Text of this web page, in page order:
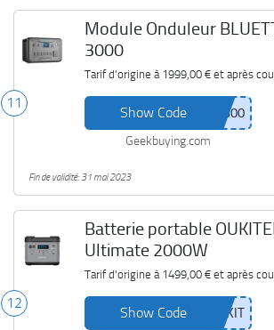
11
Module Onduleur
3000
Tarif d'origine à 1999,00 €et après
Show Code
Geekbuying.com
Fin de validité: 31 mai 2023
12
Batterie portable
Ultimate 2000W
Tarif d'origine à 1499,00 €et après
Show Code